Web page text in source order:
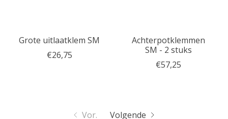
Grote uitlaatklem SM
€26,75
Achterpotklemmen
SM - 2 stuks
€57,25
Vor. Volgende